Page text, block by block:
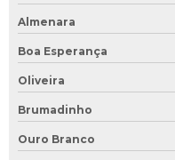
Almenara
Boa Esperança
Oliveira
Brumadinho
Ouro Branco